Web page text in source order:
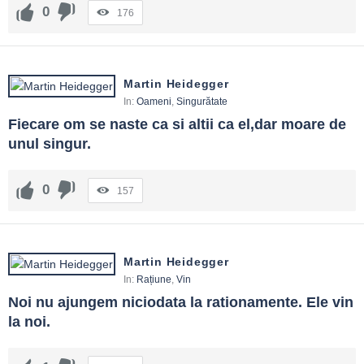
0 176
Martin Heidegger
In: Oameni, Singurătate
Fiecare om se naste ca si altii ca el,dar moare de
unul singur.
0 157
Martin Heidegger
In: Rațiune, Vin
Noi nu ajungem niciodata la rationamente. Ele vin
la noi.